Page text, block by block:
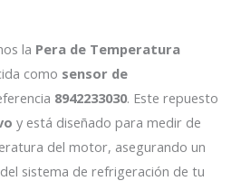
la Pera de Temperatura
como sensor de
8942233030. Este repuesto
y está diseñado para medir de
del motor, asegurando un
sistema de refrigeración de tu